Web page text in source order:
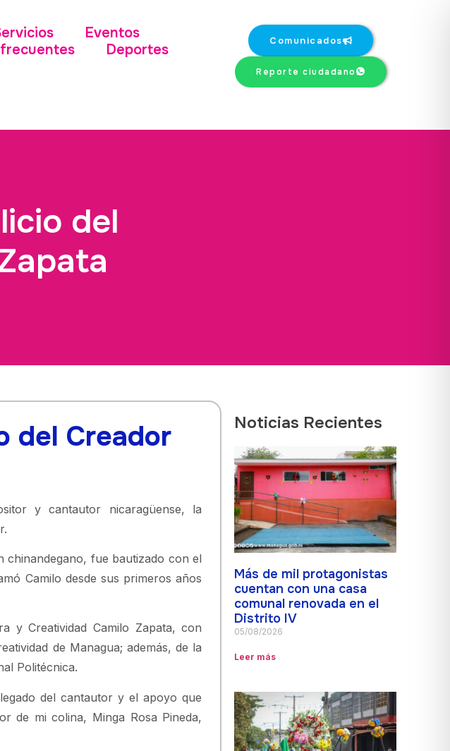
Eventos
Deportes
Comunicados
Reporte ciudadano
del
del Creador
y cantautor nicaragüense, la
chinandegano, fue bautizado con el
Camilo desde sus primeros años
y Creatividad Camilo Zapata, con
de Managua; además, de la
Politécnica.
del cantautor y el apoyo que
de mi colina, Minga Rosa Pineda,
Noticias Recientes
Más de mil protagonistas
cuentan con una casa
comunal renovada en el
Distrito IV
05/08/2026
Leer más